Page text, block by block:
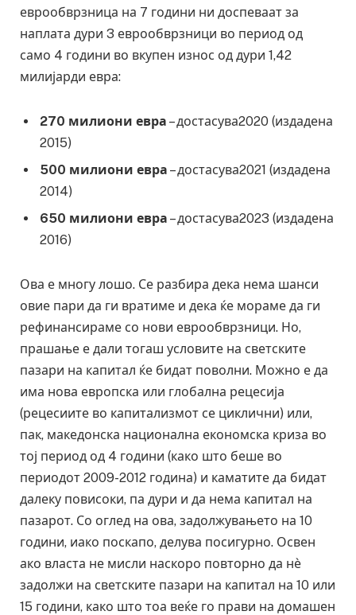
еврообврзница на 7 години ни доспеваат за
наплата дури 3 еврообврзници во период од
само 4 години во вкупен износ од дури 1,42
милијарди евра:
270 милиони евра – достасува2020 (издадена
2015)
500 милиони евра – достасува2021 (издадена
2014)
650 милиони евра – достасува2023 (издадена
2016)
Ова е многу лошо. Се разбира дека нема шанси
овие пари да ги вратиме и дека ќе мораме да ги
рефинансираме со нови еврообврзници. Но,
прашање е дали тогаш условите на светските
пазари на капитал ќе бидат поволни. Можно е да
има нова европска или глобална рецесија
(рецесиите во капитализмот се циклични) или,
пак, македонска национална економска криза во
тој период од 4 години (како што беше во
периодот 2009-2012 година) и каматите да бидат
далеку повисоки, па дури и да нема капитал на
пазарот. Со оглед на ова, задолжувањето на 10
години, иако поскапо, делува посигурно. Освен
ако власта не мисли наскоро повторно да нѐ
задолжи на светските пазари на капитал на 10 или
15 години, како што тоа веќе го прави на домашен